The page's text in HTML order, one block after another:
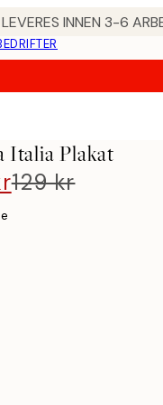
INNEN 3-6
Italia Plakat
129 kr